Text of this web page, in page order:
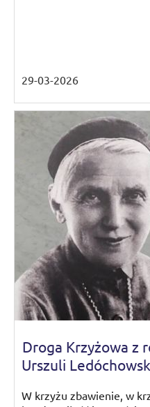
29-03-2026
Droga Krzyżowa z
Urszuli
W krzyżu zbawienie, w